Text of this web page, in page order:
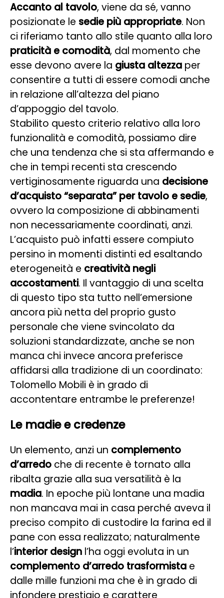
Accanto al tavolo, viene da sé, vanno
posizionate le sedie più appropriate. Non
ci riferiamo tanto allo stile quanto alla loro
praticità e comodità, dal momento che
esse devono avere la giusta altezza per
consentire a tutti di essere comodi anche
in relazione all’altezza del piano
d’appoggio del tavolo.
Stabilito questo criterio relativo alla loro
funzionalità e comodità, possiamo dire
che una tendenza che si sta affermando e
che in tempi recenti sta crescendo
vertiginosamente riguarda una decisione
d’acquisto “separata” per tavolo e sedie,
ovvero la composizione di abbinamenti
non necessariamente coordinati, anzi.
L’acquisto può infatti essere compiuto
persino in momenti distinti ed esaltando
eterogeneità e creatività negli
accostamenti. Il vantaggio di una scelta
di questo tipo sta tutto nell’emersione
ancora più netta del proprio gusto
personale che viene svincolato da
soluzioni standardizzate, anche se non
manca chi invece ancora preferisce
affidarsi alla tradizione di un coordinato:
Tolomello Mobili è in grado di
accontentare entrambe le preferenze!
Le madie e credenze
Un elemento, anzi un complemento
d’arredo che di recente è tornato alla
ribalta grazie alla sua versatilità è la
madia. In epoche più lontane una madia
non mancava mai in casa perché aveva il
preciso compito di custodire la farina ed il
pane con essa realizzato; naturalmente
l’interior design l’ha oggi evoluta in un
complemento d’arredo trasformista e
dalle mille funzioni ma che è in grado di